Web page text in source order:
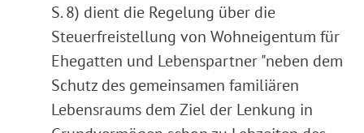
S. 8) dient die Regelung über die
Steuerfreistellung von Wohneigentum für
Ehegatten und Lebenspartner "neben dem
Schutz des gemeinsamen familiären
Lebensraums dem Ziel der Lenkung in